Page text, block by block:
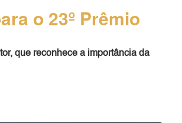
o 23º Prêmio
que reconhece a importância da